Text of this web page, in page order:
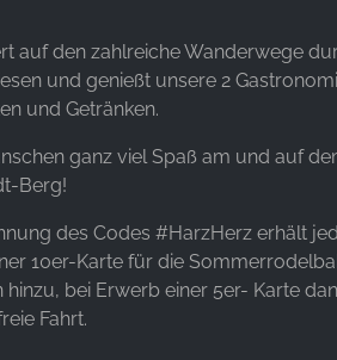
auf den zahlreiche Wanderwege
und genießt unsere 2
und Getränken.
ganz viel Spaß am und auf
Berg!
des Codes #HarzHerz erhält
10er-Karte für die
hinzu, bei Erwerb einer 5er- Karte
Fahrt.
Ltd.
und Marketing